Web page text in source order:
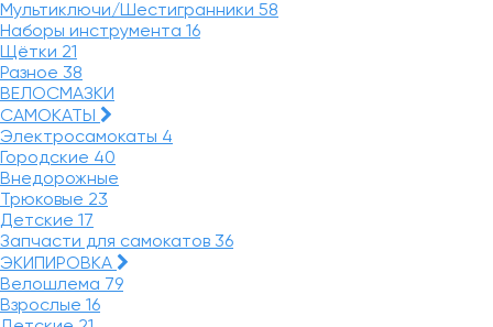
Мультиключи/Шестигранники 58
Наборы инструмента 16
Щётки 21
Разное 38
ВЕЛОСМАЗКИ
САМОКАТЫ
Электросамокаты 4
Городские 40
Внедорожные
Трюковые 23
Детские 17
Запчасти для самокатов 36
ЭКИПИРОВКА
Велошлема 79
Взрослые 16